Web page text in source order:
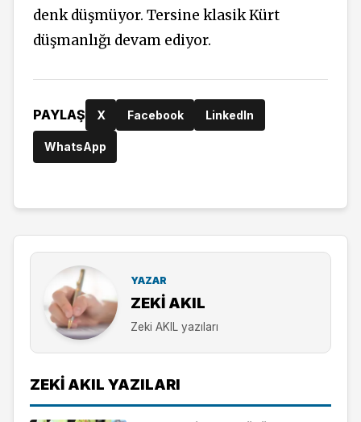
denk düşmüyor. Tersine klasik Kürt
düşmanlığı devam ediyor.
PAYLAŞ X Facebook LinkedIn
WhatsApp
YAZAR
ZEKI AKIL
Zeki AKIL yazıları
ZEKI AKIL YAZILARI